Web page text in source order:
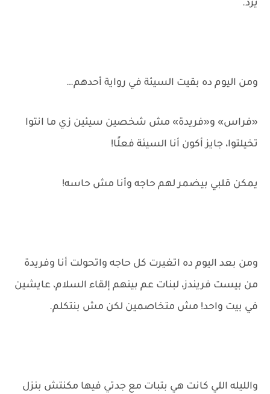
يرد.
ومن اليوم ده بقيت السيئة في رواية أحدهم…
«فراس» و«فريدة» مش شخصين سيئين زي ما انتوا
تخيلتوا، جايز أكون أنا السيئة فعلًا!
يمكن قلبي بيضمر لهم حاجه وأنا مش حاسه!
ومن بعد اليوم ده اتغيرت كل حاجه واتحولت أنا وفريدة
من بيست فريندز، لبنات عم بينهم إلقاء السلام، عايشين
في بيت واحد! مش متخاصمين لكن مش بنتكلم.
والليله اللي كانت هي بتبات مع جدتي فيها مكنتش بنزل